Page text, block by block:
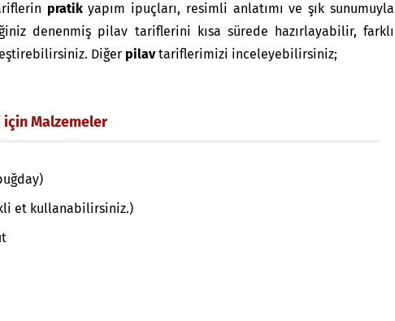
pratikyapım ipuçları, resimli anlatımı ve şık sunumuyla
denenmiş pilav tariflerini kısa sürede hazırlayabilir, farklı
Diğer pilavtariflerimizi inceleyebilirsiniz;
için Malzemeler
et kullanabilirsiniz.)